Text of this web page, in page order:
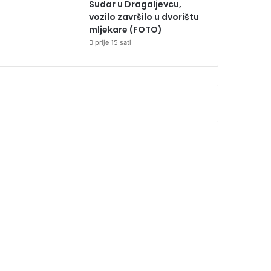
Sudar u Dragaljevcu,
vozilo završilo u dvorištu
mljekare (FOTO)
prije 15 sati